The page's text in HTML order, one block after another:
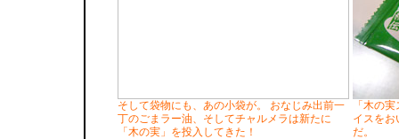
そして袋物にも、あの小袋が。 おなじみ出前一
丁のごまラー油、そしてチャルメラは新たに
「木の実」を投入してきた！
「木の
イスをお
だ。